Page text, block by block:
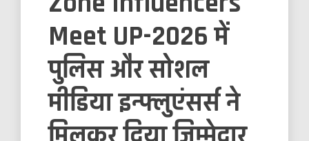
Meet UP-2026 में
पुलिस और सोशल
मीडिया इन्फ्लुएंसर्स ने